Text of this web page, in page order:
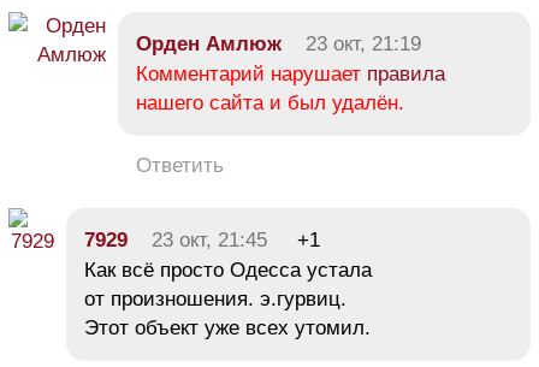
Орден Амлюж
23 окт, 21:19
Комментарий нарушает правила
нашего сайта и был удалён.
Ответить
7929 23 окт, 21:45
+1
Как всё просто Одесса устала
от произношения. э.гурвиц.
Этот объект уже всех утомил.